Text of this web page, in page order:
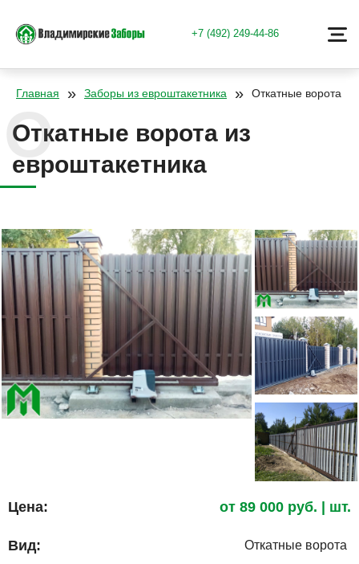
+7 (492) 249-44-86
Главная » Заборы из евроштакетника » Откатные ворота
Откатные ворота из
евроштакетника
Цена: от 89 000 руб. | шт.
Вид: Откатные ворота